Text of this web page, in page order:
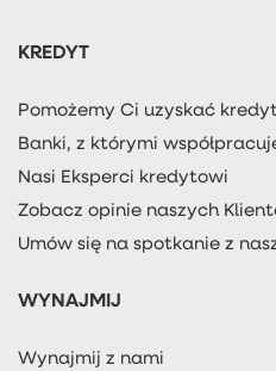
KREDYT
Pomożemy Ci uzyskać
Banki, z którymi
Nasi Eksperci kredytowi
Zobacz opinie naszych
Umów się na spotkanie z
WYNAJMIJ
Wynajmij z nami